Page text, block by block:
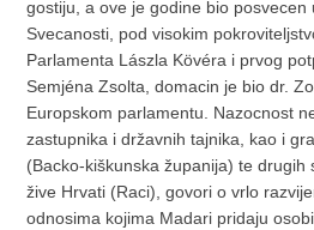
gostiju, a ove je godine bio posvecen
Svecanosti, pod visokim
Parlamenta Lászla Kövéra i prvog
Semjéna Zsolta, domacin je bio dr.
Europskom parlamentu. Nazocnost
zastupnika i državnih tajnika, kao i
(Backo-kiškunska županija) te drugih
žive Hrvati (Raci), govori o vrlo
odnosima kojima Madari pridaju